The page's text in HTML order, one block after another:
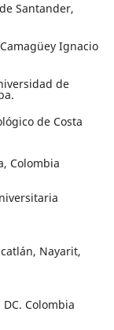
Santander,
Ignacio
de
de Costa
Colombia
Nayarit,
DC. Colombia